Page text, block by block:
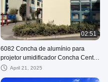
02:51
6082 Concha de alumínio para
projetor umidificador Concha Centro
de usinagem CNC Serviço
April 21, 2025